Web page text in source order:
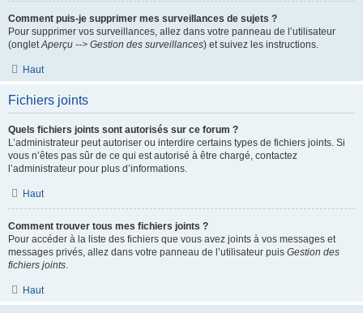
Comment puis-je supprimer mes surveillances de sujets ?
Pour supprimer vos surveillances, allez dans votre panneau de l’utilisateur
(ongletAperçu --> Gestion des surveillances) et suivez les instructions.
Haut
Fichiers joints
Quels fichiers joints sont autorisés sur ce forum ?
L’administrateur peut autoriser ou interdire certains types de fichiers joints. Si
vous n’êtes pas sûr de ce qui est autorisé à être chargé, contactez
l’administrateur pour plus d’informations.
Haut
Comment trouver tous mes fichiers joints ?
Pour accéder à la liste des fichiers que vous avez joints à vos messages et
messages privés, allez dans votre panneau de l’utilisateur puis Gestion des
fichiers joints.
Haut